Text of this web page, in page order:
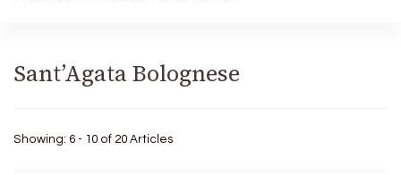
Sant’Agata Bolognese
Showing: 6 - 10 of 20 Articles